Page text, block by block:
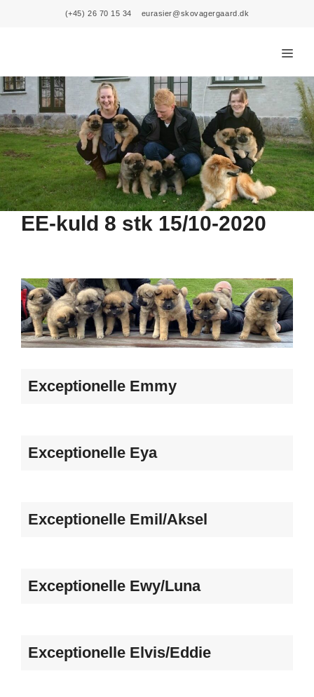
(+45) 26 70 15 34 eurasier@skovagergaard.dk
EE-kuld 8 stk 15/10-2020
Exceptionelle Emmy
Exceptionelle Eya
Exceptionelle Emil/Aksel
Exceptionelle Ewy/Luna
Exceptionelle Elvis/Eddie